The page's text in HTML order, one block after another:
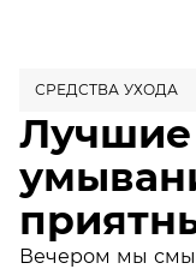
СРЕДСТВА УХОДА
Лучшие
Вечером мы